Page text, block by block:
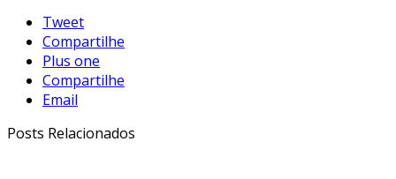
Tweet
Compartilhe
Plus one
Compartilhe
Email
Posts Relacionados